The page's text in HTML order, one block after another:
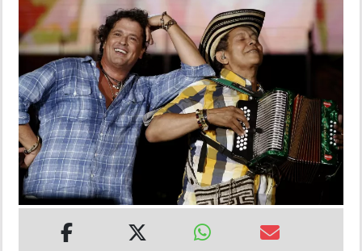
DEPORTES
MUNDO
INSÓLITAS
MULTIMEDIA